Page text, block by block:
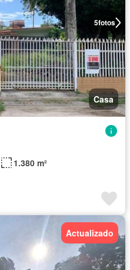
5fotos
Casa
1.380 m²
Actualizado